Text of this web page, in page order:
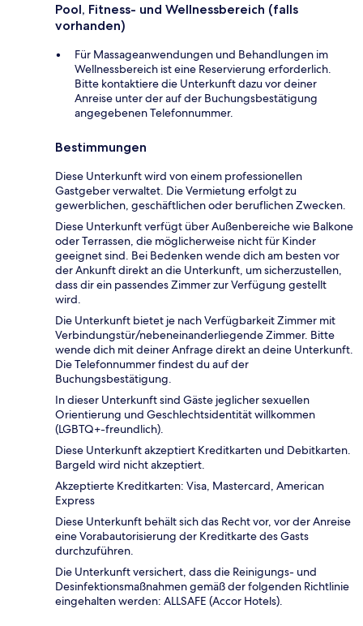
Pool, Fitness- und Wellnessbereich (falls
vorhanden)
Für Massageanwendungen und Behandlungen im
Wellnessbereich ist eine Reservierung erforderlich.
Bitte kontaktiere die Unterkunft dazu vor deiner
Anreise unter der auf der Buchungsbestätigung
angegebenen Telefonnummer.
Bestimmungen
Diese Unterkunft wird von einem professionellen
Gastgeber verwaltet. Die Vermietung erfolgt zu
gewerblichen, geschäftlichen oder beruflichen Zwecken.
Diese Unterkunft verfügt über Außenbereiche wie Balkone
oder Terrassen, die möglicherweise nicht für Kinder
geeignet sind. Bei Bedenken wende dich am besten vor
der Ankunft direkt an die Unterkunft, um sicherzustellen,
dass dir ein passendes Zimmer zur Verfügung gestellt
wird.
Die Unterkunft bietet je nach Verfügbarkeit Zimmer mit
Verbindungstür/nebeneinanderliegende Zimmer. Bitte
wende dich mit deiner Anfrage direkt an deine Unterkunft.
Die Telefonnummer findest du auf der
Buchungsbestätigung.
In dieser Unterkunft sind Gäste jeglicher sexuellen
Orientierung und Geschlechtsidentität willkommen
(LGBTQ+-freundlich).
Diese Unterkunft akzeptiert Kreditkarten und Debitkarten.
Bargeld wird nicht akzeptiert.
Akzeptierte Kreditkarten: Visa, Mastercard, American
Express
Diese Unterkunft behält sich das Recht vor, vor der Anreise
eine Vorabautorisierung der Kreditkarte des Gasts
durchzuführen.
Die Unterkunft versichert, dass die Reinigungs- und
Desinfektionsmaßnahmen gemäß der folgenden Richtlinie
eingehalten werden: ALLSAFE (Accor Hotels).